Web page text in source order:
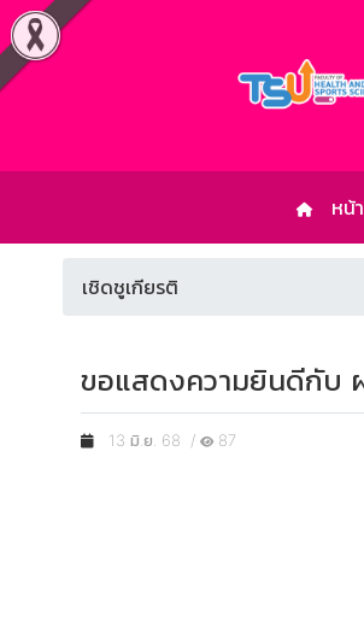
หน้
เชิดชูเกียรติ
ขอแสดงความยินดีกับ
13 มิ.ย. 68 / 87